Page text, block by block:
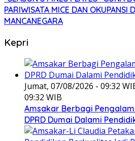
PARIWISATA MICE DAN OKUPANSI
MANCANEGARA
Kepri
Jumat, 07/08/2026 - 09:32
09:32 WIB
Amsakar Berbagi
DPRD Dumai Dalami